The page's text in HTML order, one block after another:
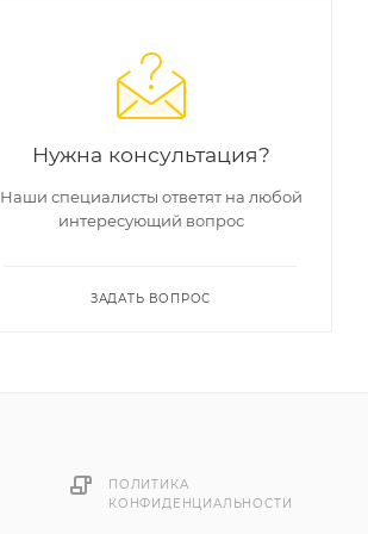
Нужна консультация?
Наши специалисты ответят на любой
интересующий вопрос
ЗАДАТЬ ВОПРОС
ПОЛИТИКА
КОНФИДЕНЦИАЛЬНОСТИ